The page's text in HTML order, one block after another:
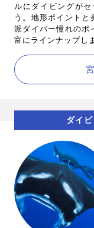
ルにダイビングが
う。地形ポイントと
派ダイバー憧れのポ
富にラインナップし
ダイ